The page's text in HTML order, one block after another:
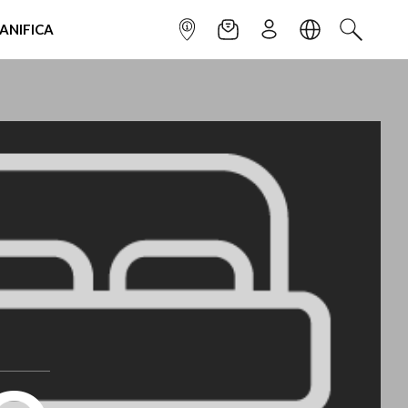
INFOPOINTNEWSLETTER
ISCRIVITILINGUACERCA